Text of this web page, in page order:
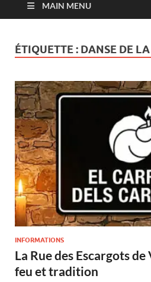
MAIN MENU
ÉTIQUETTE : DANSE DE
INFORMATIONS
La Rue des Escargots
feu et tradition